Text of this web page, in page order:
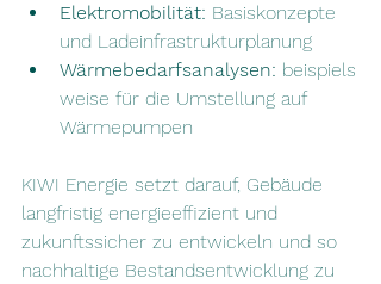
Elektromobilität: Basiskonzepte
und Ladeinfrastrukturplanung
Wärmebedarfsanalysen: beispiels
weise für die Umstellung auf
Wärmepumpen
KIWI Energie setzt darauf, Gebäude
langfristig energieeffizient und
zukunftssicher zu entwickeln und so
nachhaltige Bestandsentwicklung zu